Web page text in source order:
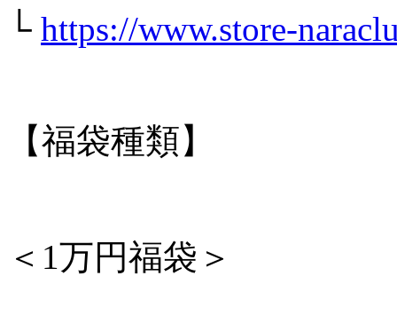
└ https://www.store-
【福袋種類】
＜1万円福袋＞